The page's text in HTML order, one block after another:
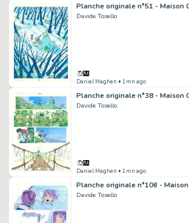
Planche originale n°51 - Maison
Davide Tosello
Daniel Maghen • 1mn ago
Planche originale n°38 - Maison
Davide Tosello
Daniel Maghen • 1mn ago
Planche originale n°106 -
Davide Tosello